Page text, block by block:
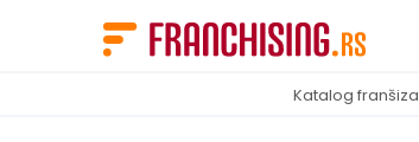
Katalog franšiza